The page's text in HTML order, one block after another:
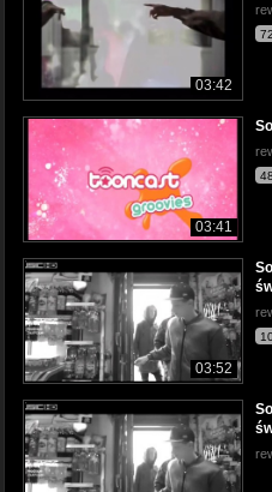
03:42
03:41
03:52